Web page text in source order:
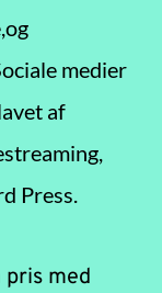
medier
af
Press.
pris med